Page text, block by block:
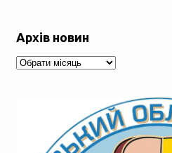
Архів новин
Архів
новин